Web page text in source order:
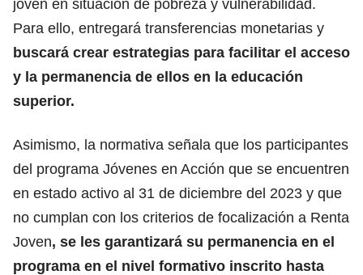
joven en situación de pobreza y vulnerabilidad.
Para ello, entregará transferencias monetarias y
buscará crear estrategias para facilitar el acceso
y la permanencia de ellos en la educación
superior.
Asimismo, la normativa señala que los participantes
del programa Jóvenes en Acción que se encuentren
en estado activo al 31 de diciembre del 2023 y que
no cumplan con los criterios de focalización a Renta
Joven, se les garantizará su permanencia en el
programa en el nivel formativo inscrito hasta